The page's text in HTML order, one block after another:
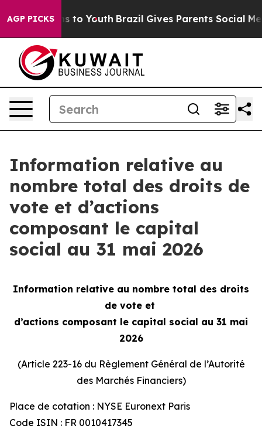
AGP PICKS
Harms to Youth Brazil Gives Parents Social
Information relative au
nombre total des droits de
vote et d’actions
composant le capital
social au 31 mai 2026
Information relative au nombre total des droits
de vote et
d’actions composant le capital social au 31 mai
2026
(Article 223-16 du Règlement Général de l’Autorité
des Marchés Financiers)
Place de cotation : NYSE Euronext Paris
Code ISIN : FR 0010417345